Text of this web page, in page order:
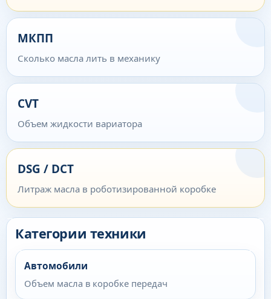
МКПП
Сколько масла лить в механику
CVT
Объем жидкости вариатора
DSG / DCT
Литраж масла в роботизированной коробке
Категории техники
Автомобили
Объем масла в коробке передач